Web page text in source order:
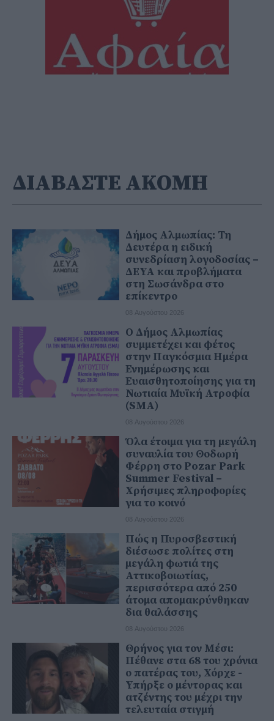
ΔΙΑΒΑΣΤΕ ΑΚΟΜΗ
Δήμος Αλμωπίας: Τη
Δευτέρα η ειδική
συνεδρίαση λογοδοσίας –
ΔΕΥΑ και προβλήματα
στη Σωσάνδρα στο
επίκεντρο
08 Αυγούστου 2026
Ο Δήμος Αλμωπίας
συμμετέχει και φέτος
στην Παγκόσμια Ημέρα
Ενημέρωσης και
Ευαισθητοποίησης για τη
Νωτιαία Μυϊκή Ατροφία
(SMA)
08 Αυγούστου 2026
Όλα έτοιμα για τη μεγάλη
συναυλία του Θοδωρή
Φέρρη στο Pozar Park
Summer Festival –
Χρήσιμες πληροφορίες
για το κοινό
08 Αυγούστου 2026
Πώς η Πυροσβεστική
διέσωσε πολίτες στη
μεγάλη φωτιά της
Αττικοβοιωτίας,
περισσότερα από 250
άτομα απομακρύνθηκαν
δια θαλάσσης
08 Αυγούστου 2026
Θρήνος για τον Μέσι:
Πέθανε στα 68 του χρόνια
ο πατέρας του, Χόρχε -
Υπήρξε ο μέντορας και
ατζέντης του μέχρι την
τελευταία στιγμή